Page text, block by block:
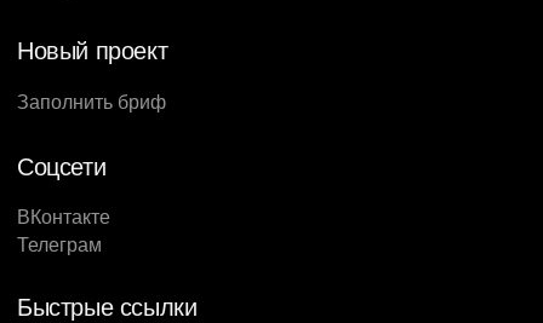
Новый проект
Заполнить бриф
Соцсети
ВКонтакте
Телеграм
Быстрые ссылки